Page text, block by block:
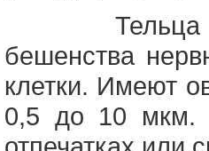
Тельца
бешенства
клетки. Имеют
0,5 до 10 мкм.